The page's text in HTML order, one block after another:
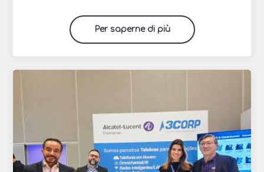
Per saperne di più